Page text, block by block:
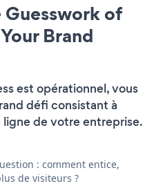
of
Brand
est opérationnel, vous
défi consistant à
de votre entreprise.
: comment entice,
de visiteurs ?